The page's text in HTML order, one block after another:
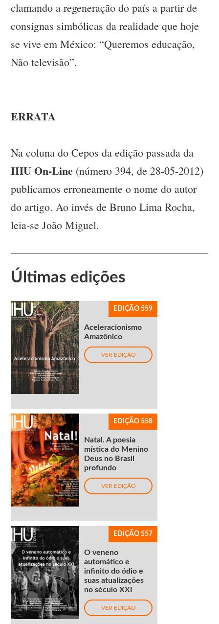
clamando a regeneração do país a partir de
consignas simbólicas da realidade que hoje
se vive em México: “Queremos educação,
Não televisão”.
ERRATA
Na coluna do Cepos da edição passada da
IHU On-Line (número 394, de 28-05-2012)
publicamos erroneamente o nome do autor
do artigo. Ao invés de Bruno Lima Rocha,
leia-se João Miguel.
Últimas edições
EDIÇÃO 559
Aceleracionismo
Amazônico
VER EDIÇÃO
EDIÇÃO 558
Natal. A poesia
mística do Menino
Deus no Brasil
profundo
VER EDIÇÃO
EDIÇÃO 557
O veneno
automático e
infinito do ódio e
suas atualizações
no século XXI
VER EDIÇÃO